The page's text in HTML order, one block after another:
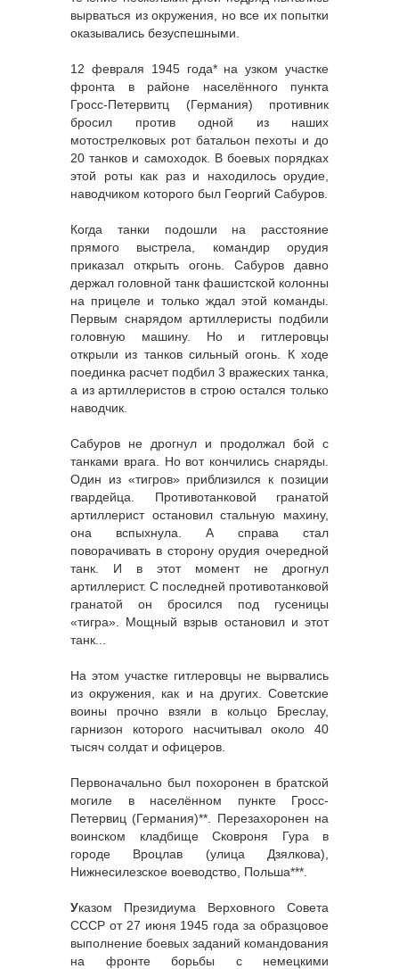
вырваться из окружения, но все их попытки
оказывались безуспешными.
12 февраля 1945 года* на узком участке
фронта в районе населённого пункта
Гросс-Петервитц (Германия) противник
бросил против одной из наших
мотострелковых рот батальон пехоты и до
20 танков и самоходок. В боевых порядках
этой роты как раз и находилось орудие,
наводчиком которого был Георгий Сабуров.
Когда танки подошли на расстояние
прямого выстрела, командир орудия
приказал открыть огонь. Сабуров давно
держал головной танк фашистской колонны
на прицеле и только ждал этой команды.
Первым снарядом артиллеристы подбили
головную машину. Но и гитлеровцы
открыли из танков сильный огонь. К ходе
поединка расчет подбил 3 вражеских танка,
а из артиллеристов в строю остался только
наводчик.
Сабуров не дрогнул и продолжал бой с
танками врага. Но вот кончились снаряды.
Один из «тигров» приблизился к позиции
гвардейца. Противотанковой гранатой
артиллерист остановил стальную махину,
она вспыхнула. А справа стал
поворачивать в сторону орудия очередной
танк. И в этот момент не дрогнул
артиллерист. С последней противотанковой
гранатой он бросился под гусеницы
«тигра». Мощный взрыв остановил и этот
танк...
На этом участке гитлеровцы не вырвались
из окружения, как и на других. Советские
воины прочно взяли в кольцо Бреслау,
гарнизон которого насчитывал около 40
тысяч солдат и офицеров.
Первоначально был похоронен в братской
могиле в населённом пункте Гросс-
Петервиц (Германия)**. Перезахоронен на
воинском кладбище Сковроня Гура в
городе Вроцлав (улица Дзялкова),
Нижнесилезское воеводство, Польша***.
Указом Президиума Верховного Совета
СССР от 27 июня 1945 года за образцовое
выполнение боевых заданий командования
на фронте борьбы с немецкими